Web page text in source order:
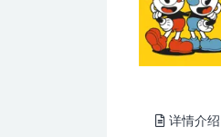
详情介绍